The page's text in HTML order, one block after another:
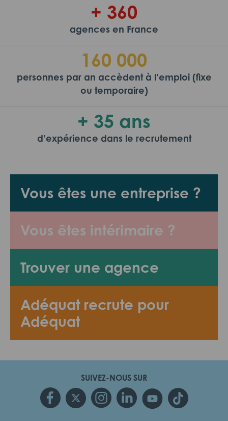
Vous êtes une entreprise ?
Vous êtes intérimaire ?
Trouver une agence
Adéquat recrute pour
Adéquat
+ 360
agences en France
160 000
personnes par an accèdent à l’emploi (fixe
ou temporaire)
+ 35 ans
d’expérience dans le recrutement
SUIVEZ-NOUS SUR